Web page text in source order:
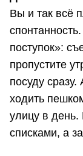
Вы и так всё
поступок»:
пропустите
посуду
ходить
улицу в день.
списками, а